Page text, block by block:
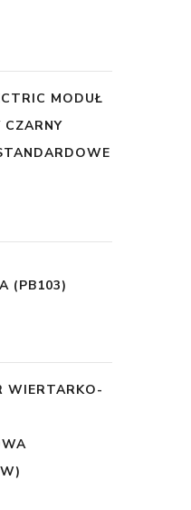
MODUŁ
(PB103)
WIERTARKO-